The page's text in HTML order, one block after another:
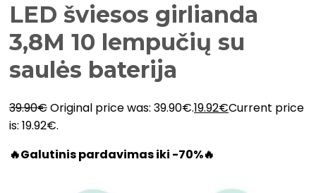
LED šviesos girlianda
3,8M 10 lempučių su
saulės baterija
39.90€Original price was: 39.90€.19.92€Current price
is: 19.92€.
🔥Galutinis pardavimas iki -70%🔥